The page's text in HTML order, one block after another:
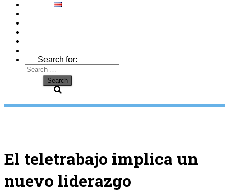
Search for:
El teletrabajo implica un
nuevo liderazgo